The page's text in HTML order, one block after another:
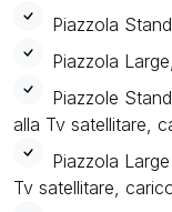
Piazzola
Piazzola
Piazzole
alla Tv satellitare,
Piazzola
Tv satellitare,